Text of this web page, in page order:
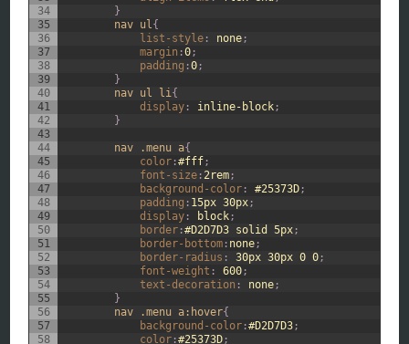
34
35
36
37
38
39
40
41
42
43
44
45
46
47
48
49
50
51
52
53
54
55
56
57
58
}
nav ul{
list-style : none ;
margin :0;
padding :0 ;
}
nav ul li{
display : inline-block;
}
nav .menu a{
color :#fff;
font-size : 2rem ;
background-color : #25373D;
padding : 15px 30px ;
display : block;
border :#D2D7D3 solid 5px ;
border-bottom : none;
border-radius : 30px 30px 0 0 ;
font-weight : 600;
text-decoration : none ;
}
nav .menu a:hover{
background-color :#D2D7D3;
color :#25373D ;